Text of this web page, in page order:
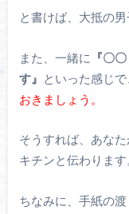
と書けば、大抵の男
また、一緒に 『〇
す』 といった感じで
おきましょう。
そうすれば、あな
キチンと伝わります
ちなみに、手紙の渡